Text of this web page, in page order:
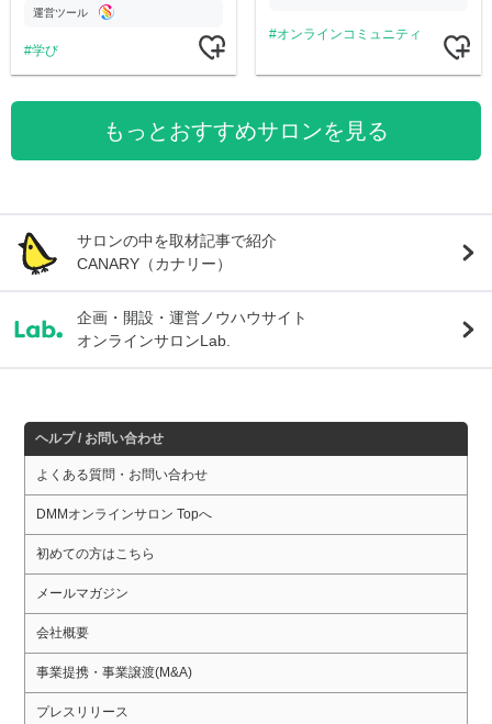
す運営ツール
学び
オンラインコミュニティ
もっとおすすめサロンを見る
サロンの中を取材記事で紹介
CANARY（カナリー）
企画・開設・運営ノウハウサイト
オンラインサロンLab.
ヘルプ / お問い合わせ
よくある質問・お問い合わせ
DMMオンラインサロン Topへ
初めての方はこちら
メールマガジン
会社概要
事業提携・事業譲渡(M&A)
プレスリリース